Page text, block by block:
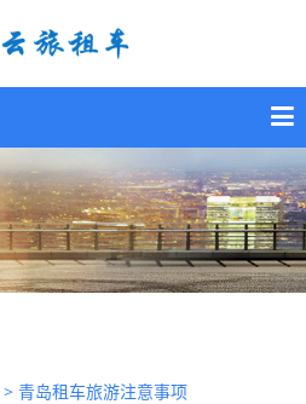
> 青岛租车旅游注意事项